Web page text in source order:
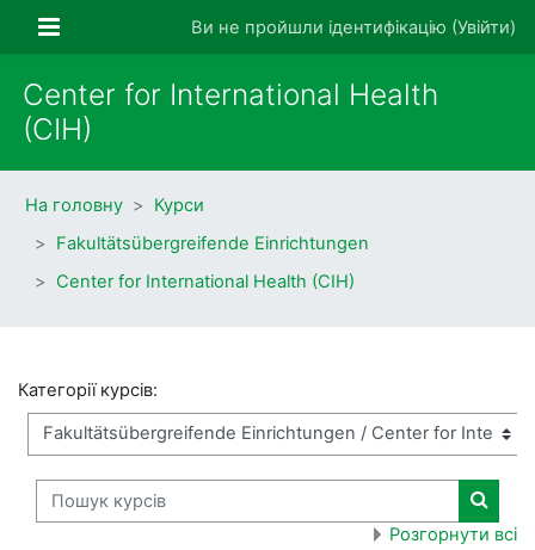
Бокова панельВи не пройшли ідентифікацію (Увійти)
Center for International Health
(CIH)
На головну
Курси
Fakultätsübergreifende Einrichtungen
Center for International Health (CIH)
Категорії курсів:
Пошук курсів
Пошук
Розгорнути всі